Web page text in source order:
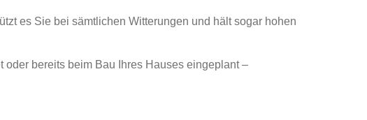
es Sie bei sämtlichen Witterungen und hält sogar hohen
bereits beim Bau Ihres Hauses eingeplant –